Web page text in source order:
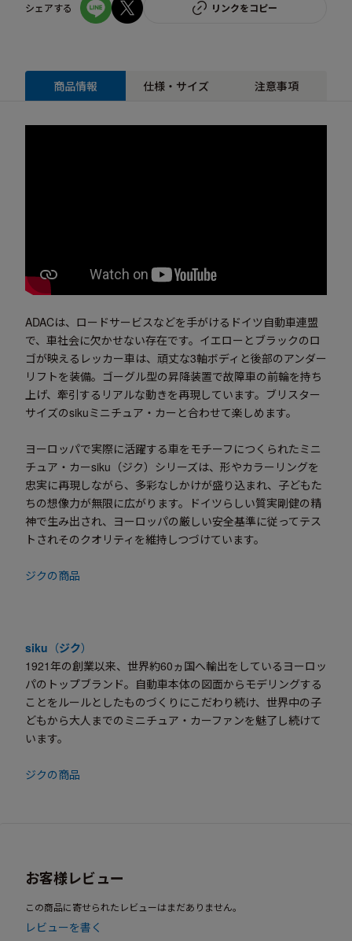
シェアする リンクをコピー
商品情報 仕様・サイズ 注意事項
ADACは、ロードサービスなどを手がけるドイツ自動車連盟
で、車社会に欠かせない存在です。イエローとブラックのロ
ゴが映えるレッカー車は、頑丈な3軸ボディと後部のアンダー
リフトを装備。ゴーグル型の昇降装置で故障車の前輪を持ち
上げ、牽引するリアルな動きを再現しています。ブリスター
サイズのsikuミニチュア・カーと合わせて楽しめます。
ヨーロッパで実際に活躍する車をモチーフにつくられたミニ
チュア・カーsiku（ジク）シリーズは、形やカラーリングを
忠実に再現しながら、多彩なしかけが盛り込まれ、子どもた
ちの想像力が無限に広がります。ドイツらしい質実剛健の精
神で生み出され、ヨーロッパの厳しい安全基準に従ってテス
トされそのクオリティを維持しつづけています。
ジクの商品
siku （ジク）
1921年の創業以来、世界約60ヵ国へ輸出をしているヨーロッ
パのトップブランド。自動車本体の図面からモデリングする
ことをルールとしたものづくりにこだわり続け、世界中の子
どもから大人までのミニチュア・カーファンを魅了し続けて
います。
ジクの商品
お客様レビュー
この商品に寄せられたレビューはまだありません。
レビューを書く